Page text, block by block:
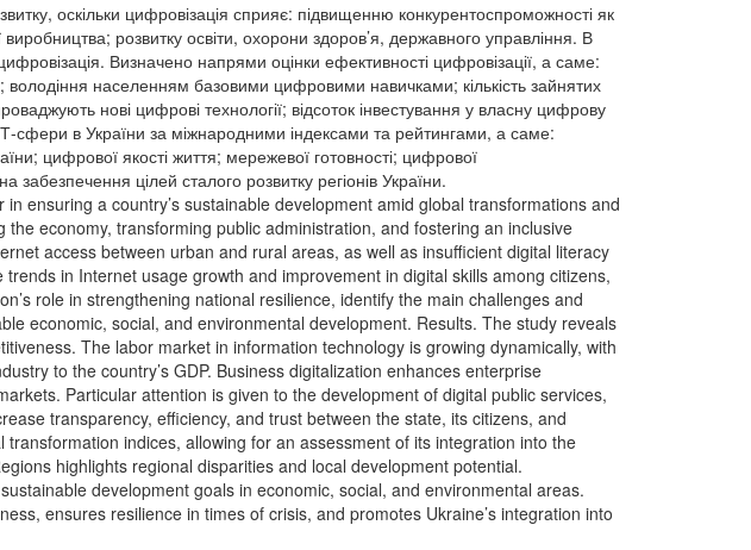
оскільки цифровізація сприяє: підвищенню конкурентоспроможності як
виробництва; розвитку освіти, охорони здоров’я, державного управління. В
Визначено напрями оцінки ефективності цифровізації, а саме:
населенням базовими цифровими навичками; кількість зайнятих
нові цифрові технології; відсоток інвестування у власну цифрову
сфери в України за міжнародними індексами та рейтингами, а саме:
цифрової якості життя; мережевої готовності; цифрової
цілей сталого розвитку регіонів України.
ensuring a country’s sustainable development amid global transformations and
economy, transforming public administration, and fostering an inclusive
access between urban and rural areas, as well as insufficient digital literacy
in Internet usage growth and improvement in digital skills among citizens,
role in strengthening national resilience, identify the main challenges and
economic, social, and environmental development. Results. The study reveals
The labor market in information technology is growing dynamically, with
to the country’s GDP. Business digitalization enhances enterprise
Particular attention is given to the development of digital public services,
transparency, efficiency, and trust between the state, its citizens, and
indices, allowing for an assessment of its integration into the
highlights regional disparities and local development potential.
development goals in economic, social, and environmental areas.
ensures resilience in times of crisis, and promotes Ukraine’s integration into